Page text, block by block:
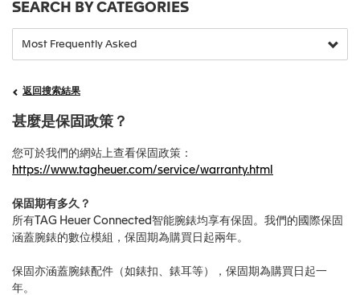
SEARCH BY CATEGORIES
返回搜索結果
甚麼是保固政策？
您可於我們的網站上查看保固政策：
https://www.tagheuer.com/service/warranty.html
保固期有多久？
所有TAG Heuer Connected智能腕錶均享有保固。我們的國際保固
涵蓋腕錶的數位模組，保固期為購買日起兩年。
保固亦涵蓋腕錶配件（如錶扣、錶耳等），保固期為購買日起一
年。